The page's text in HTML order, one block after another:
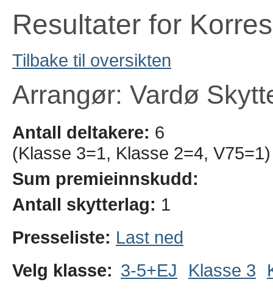
Resultater for
Tilbake til oversikten
Arrangør: Vardø
Antall deltakere: 6
(Klasse 3=1, Klasse 2=4, V75=1)
Sum premieinnskudd:
Antall skytterlag: 1
Presseliste: Last ned
Velg klasse: 3-5+EJ Klasse 3